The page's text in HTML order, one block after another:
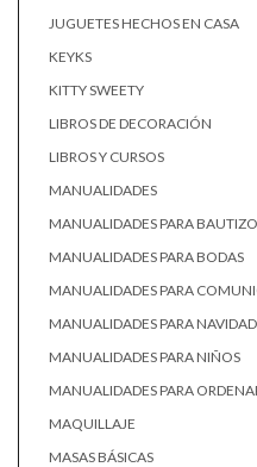
JUGUETES HECHOS EN CASA
KEYKS
KITTY SWEETY
LIBROS DE DECORACIÓN
LIBROS Y CURSOS
MANUALIDADES
MANUALIDADES PARA
MANUALIDADES PARA BODAS
MANUALIDADES PARA
MANUALIDADES PARA NAVIDAD
MANUALIDADES PARA NIÑOS
MANUALIDADES PARA
MAQUILLAJE
MASAS BÁSICAS